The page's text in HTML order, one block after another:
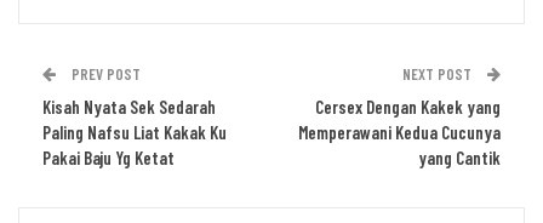
PREV POST
Kisah Nyata Sek Sedarah
Paling Nafsu Liat Kakak Ku
Pakai Baju Yg Ketat
NEXT POST
Cersex Dengan Kakek yang
Memperawani Kedua Cucunya
yang Cantik